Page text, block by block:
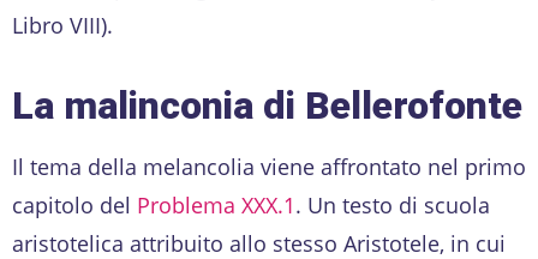
Libro VIII).
La malinconia di Bellerofonte
Il tema della melancolia viene affrontato nel primo
capitolo del Problema XXX.1. Un testo di scuola
aristotelica attribuito allo stesso Aristotele, in cui